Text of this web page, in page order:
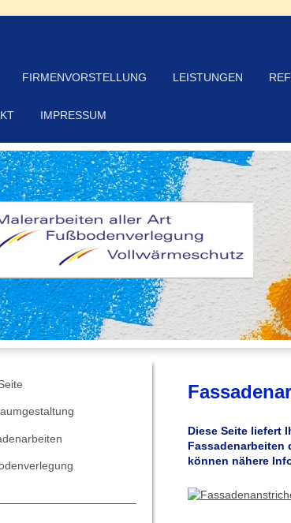
FIRMENVORSTELLUNG LEISTUNGEN
IMPRESSUM
Diese Seite liefert
Fassadenarbeiten
können nähere